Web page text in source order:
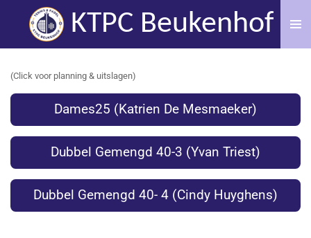
direct
naar
hoofdinhoud
KTPC Beukenhof
(Click voor planning & uitslagen)
Dames25 (Katrien De Mesmaeker)
Dubbel Gemengd 40-3 (Yvan Triest)
Dubbel Gemengd 40- 4 (Cindy Huyghens)